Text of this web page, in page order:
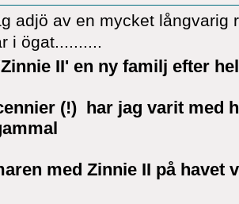
adjö av en mycket långvarig
i ögat..........
II' en ny familj efter
(!) har jag varit med
med Zinnie II på havet